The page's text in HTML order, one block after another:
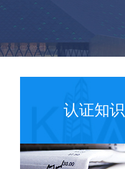
认证知识